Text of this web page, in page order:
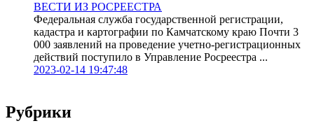
ВЕСТИ ИЗ РОСРЕЕСТРА
Федеральная служба государственной регистрации,
кадастра и картографии по Камчатскому краю Почти 3
000 заявлений на проведение учетно-регистрационных
действий поступило в Управление Росреестра ...
2023-02-14 19:47:48
Рубрики